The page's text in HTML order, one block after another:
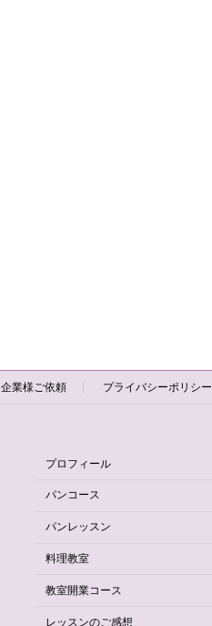
企業様ご依頼 プライバシーポリシー
プロフィール
パンコース
パンレッスン
料理教室
教室開業コース
レッスンのご感想